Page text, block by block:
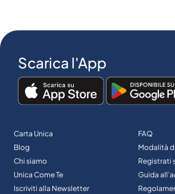
Scarica l'App
Carta Unica
Blog
Chi siamo
Unica Come Te
Iscriviti alla Newsletter
FAQ
Modalità
Registrati
Guida